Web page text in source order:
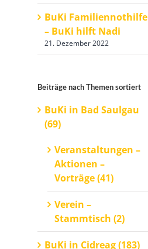
BuKi Familiennothilfe
– BuKi hilft Nadi
21. Dezember 2022
Beiträge nach Themen sortiert
BuKi in Bad Saulgau
(69)
Veranstaltungen –
Aktionen –
Vorträge (41)
Verein –
Stammtisch (2)
BuKi in Cidreag (183)